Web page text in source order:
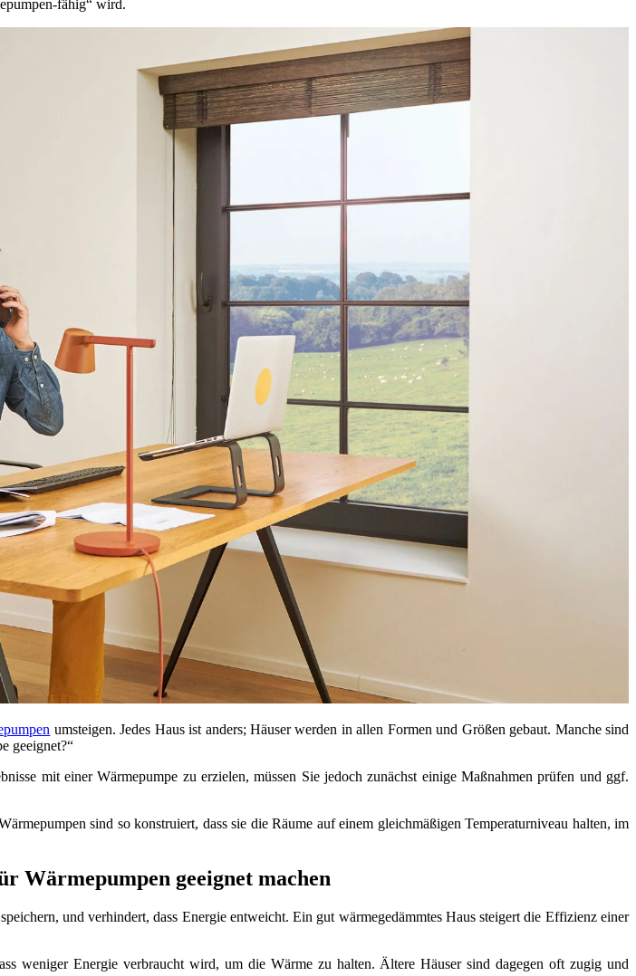
fähig“ wird.
umsteigen. Jedes Haus ist anders; Häuser werden in allen Formen und Größen gebaut. Manche sind
geeignet?“
mit einer Wärmepumpe zu erzielen, müssen Sie jedoch zunächst einige Maßnahmen prüfen und ggf.
sind so konstruiert, dass sie die Räume auf einem gleichmäßigen Temperaturniveau halten, im
Wärmepumpen geeignet machen
und verhindert, dass Energie entweicht. Ein gut wärmegedämmtes Haus steigert die Effizienz einer
weniger Energie verbraucht wird, um die Wärme zu halten. Ältere Häuser sind dagegen oft zugig und